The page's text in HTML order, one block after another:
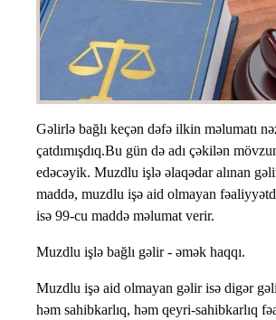
Gəlirlə bağlı keçən dəfə ilkin məlumatı
çatdımışdıq.Bu gün də adı çəkilən
edəcəyik. Muzdlu işlə əlaqədar alınan
maddə, muzdlu işə aid olmayan
isə 99-cu maddə məlumat verir.
Muzdlu işlə bağlı gəlir - əmək haqqı.
Muzdlu işə aid olmayan gəlir isə digər
həm sahibkarlıq, həm qeyri-sahibkarlıq